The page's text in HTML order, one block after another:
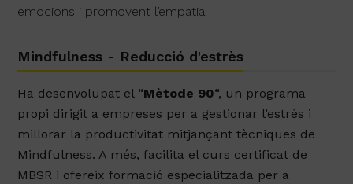
emocions i promovent l’empatia.
Mindfulness - Reducció d'estrès
Ha desenvolupat el “Mètode 90“, un programa
propi dirigit a empreses per a gestionar l’estrès i
millorar la productivitat mitjançant tècniques de
Mindfulness. A més, facilita el curs certificat de
MBSR i ofereix formació especialitzada per a